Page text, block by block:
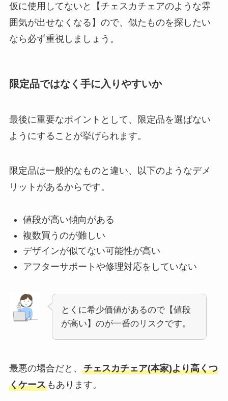
仮に使用してないと【チェスカチェアのような雰
囲気が出せなくなる】ので、似たものを探したい
なら必ず重視しましょう。
限定品ではなく手に入りやすいか
最後に重要なポイントとして、限定品を選ばない
ようにすることが挙げられます。
限定品は一般的なものと違い、
以下のようなデメ
リットがあるから です。
値段が高い傾向がある
複数買うのが難しい
デザインが似てない可能性が高い
アフターサポートや修理対応をしていない
とくに希少価値があるので【値段
が高い】のが一番のリスクです。
最悪の場合だと、 チェスカチェア(本家)より高くつ
くケースもあります。